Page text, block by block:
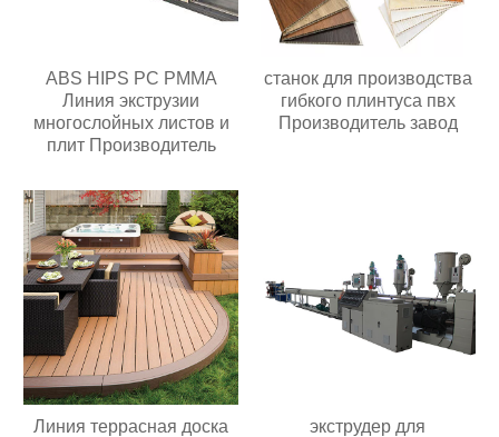
ABS HIPS PC PMMA
Линия экструзии
многослойных листов и
плит Производитель
станок для производства
гибкого плинтуса пвх
Производитель завод
Линия террасная доска
экструдер для